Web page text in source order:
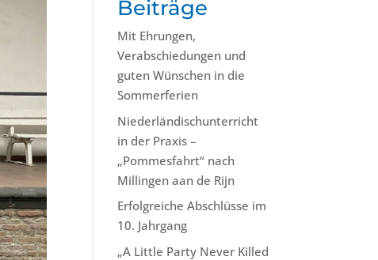
Beiträge
Mit Ehrungen,
Verabschiedungen und
guten Wünschen in die
Sommerferien
Niederländischunterricht
in der Praxis –
„Pommesfahrt“ nach
Millingen aan de Rijn
Erfolgreiche Abschlüsse im
10. Jahrgang
„A Little Party Never Killed